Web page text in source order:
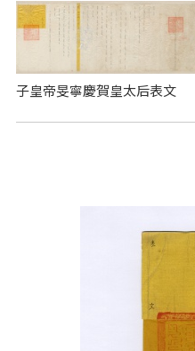
子皇帝旻寧慶賀皇太后表文